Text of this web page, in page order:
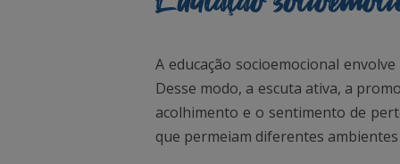
A educação socioemocional
Desse modo, a escuta ativa, a
acolhimento e o sentimento de
que permeiam diferentes